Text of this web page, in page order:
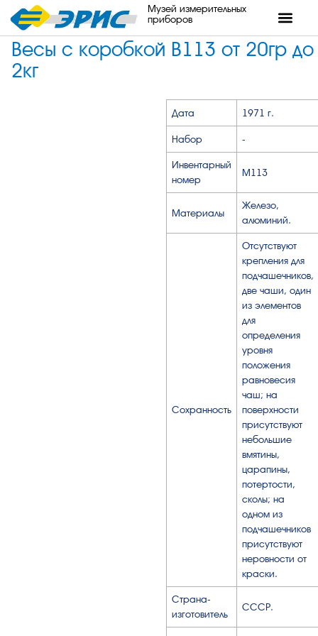
Музей измерительных
приборов
Весы с коробкой В113 от 20гр до
2кг
Дата 1971 г.
Набор -
Инвентарный
номер
М113
Материалы
Железо,
алюминий.
Сохранность
Отсутствуют
крепления для
подчашечников,
две чаши, один
из элементов
для
определения
уровня
положения
равновесия
чаш; на
поверхности
присутствуют
небольшие
вмятины,
царапины,
потертости,
сколы; на
одном из
подчашечников
присутствуют
неровности от
краски.
Страна-
изготовитель
СССР.